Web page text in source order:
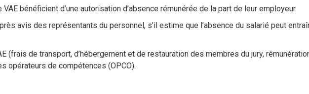
bénéficient d’une autorisation d’absence rémunérée de la part de leur employeur.
avis des représentants du personnel, s’il estime que l’absence du salarié peut
(frais de transport, d’hébergement et de restauration des membres du jury,
opérateurs de compétences (OPCO).